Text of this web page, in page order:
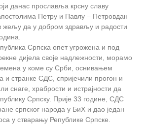
данас прославља крсну славу
Петру и Павлу – Петровдан
жељу да у добром здрављу и радости
Српска опет угрожена и под
дијела своје надлежности, морамо
у коме су Срби, оснивањем
и странке СДС, спријечили прогон и
снаге, храбрости и истрајности да
Српску. Прије 33 године, СДС
српског народа у БиХ и дао један
у стварању Републике Српске.